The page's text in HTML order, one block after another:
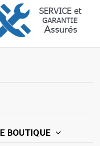
BOUTIQUE